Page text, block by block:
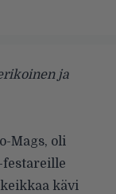
ja
Mags, oli
festareille
kävi